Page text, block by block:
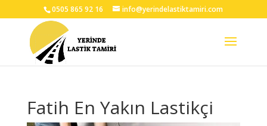
0505 865 92 16 info@yerindelastiktamiri.com
Fatih En Yakın Lastikçi